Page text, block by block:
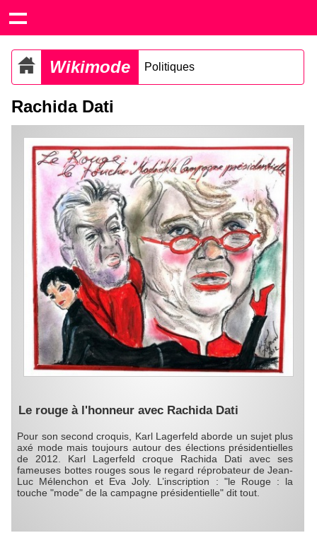
Wikimode Politiques
Rachida Dati
Le rouge à l'honneur avec Rachida Dati
Pour son second croquis, Karl Lagerfeld aborde un sujet plus
axé mode mais toujours autour des élections présidentielles
de 2012. Karl Lagerfeld croque Rachida Dati avec ses
fameuses bottes rouges sous le regard réprobateur de Jean-
Luc Mélenchon et Eva Joly. L’inscription : "le Rouge : la
touche "mode" de la campagne présidentielle" dit tout.